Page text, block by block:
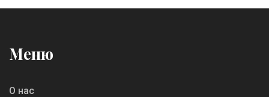
Меню
О нас